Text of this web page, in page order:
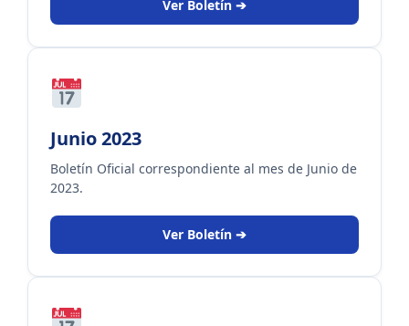
Ver Boletín ➔
Junio 2023
Boletín Oficial correspondiente al mes de Junio de
2023.
Ver Boletín ➔